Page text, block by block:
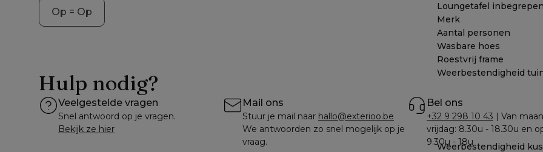
Loungetafel inbegrepen
Merk
Aantal personen
Wasbare hoes
Roestvrij frame
Weerbestendigheid
Weerbestendigheid
Op = Op
Hulp nodig?
Veelgestelde vragen
Snel antwoord op je vragen.
Bekijk ze hier
Mail ons
Stuur je mail naar hallo@exterioo.be
We antwoorden zo snel mogelijk op je
vraag.
Bel ons
+32 9 298 10 43 | Van
vrijdag: 8.30u - 18.30u en
9.30u - 18u